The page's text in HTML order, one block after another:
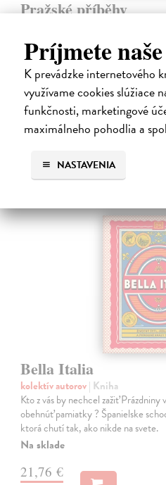
Príjmete
K prevádzke internetového
využívame cookies slúžiace
funkčnosti, marketingové
maximálneho pohodlia a
NASTAVENIA
Pražské příběhy
Víte, kde byste na Pražském hradě
umožňovalo koním vstup do
kde žije, naparuje se a roztahuje svá
pražský…
Zasielame do 10 dní
16,19 €
Bella Italia
kolektív autorov| Kniha
Kto z vás by nechcel zažiť Prázdniny
obehnúť pamiatky ? Španielske
ktorá chutí tak, ako nikde na svete.
Na sklade
21,76 €